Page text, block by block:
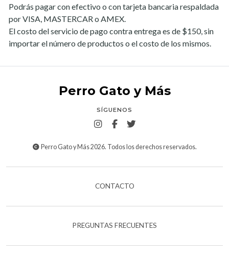
Podrás pagar con efectivo o con tarjeta bancaria respaldada
por VISA, MASTERCAR o AMEX.
El costo del servicio de pago contra entrega es de $150, sin
importar el número de productos o el costo de los mismos.
Perro Gato y Más
SÍGUENOS
Perro Gato y Más 2026. Todos los derechos reservados.
CONTACTO
PREGUNTAS FRECUENTES